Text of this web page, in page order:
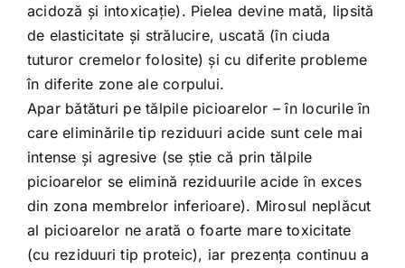
acidoză și intoxicație). Pielea devine mată, lipsită
de elasticitate și strălucire, uscată (în ciuda
tuturor cremelor folosite) și cu diferite probleme
în diferite zone ale corpului.
Apar bătături pe tălpile picioarelor – în locurile în
care eliminările tip reziduuri acide sunt cele mai
intense și agresive (se știe că prin tălpile
picioarelor se elimină reziduurile acide în exces
din zona membrelor inferioare). Mirosul neplăcut
al picioarelor ne arată o foarte mare toxicitate
(cu reziduuri tip proteic), iar prezența continuu a